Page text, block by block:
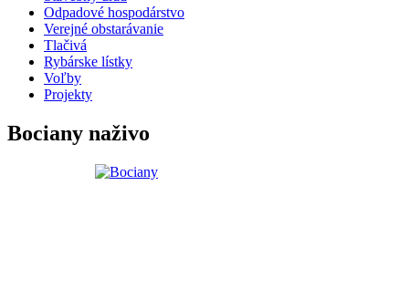
Odpadové hospodárstvo
Verejné obstarávanie
Tlačivá
Rybárske lístky
Voľby
Projekty
Bociany naživo